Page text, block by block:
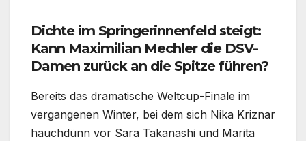
Dichte im Springerinnenfeld steigt:
Kann Maximilian Mechler die DSV-
Damen zurück an die Spitze führen?
Bereits das dramatische Weltcup-Finale im
vergangenen Winter, bei dem sich Nika Kriznar
hauchdünn vor Sara Takanashi und Marita